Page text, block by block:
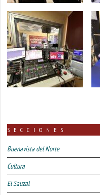
SECCIONES
Buenavista del Norte
Cultura
El Sauzal